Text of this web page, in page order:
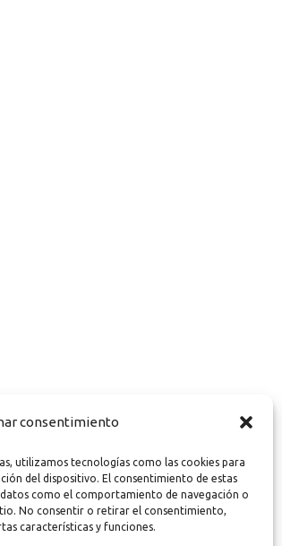
consentimiento
utilizamos tecnologías como las cookies para
del dispositivo. El consentimiento de estas
como el comportamiento de navegación o
No consentir o retirar el consentimiento,
características y funciones.